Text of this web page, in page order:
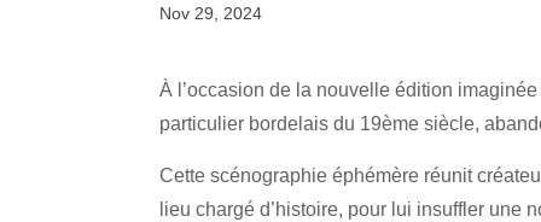
Nov 29, 2024
À l’occasion de la nouvelle édition
particulier bordelais du 19ème siècle,
Cette scénographie éphémère réunit
lieu chargé d’histoire, pour lui insuffler une